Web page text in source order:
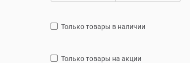
только товары в наличии
только товары на акции